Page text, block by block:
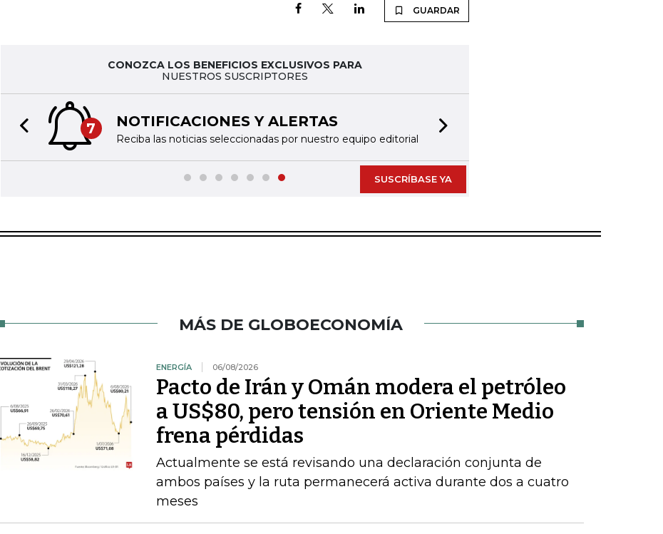
GUARDAR
CONOZCA LOS BENEFICIOS EXCLUSIVOS PARA
NUESTROS SUSCRIPTORES
7 NOTIFICACIONES Y ALERTAS
Reciba las noticias seleccionadas por nuestro equipo editorial
Previous slide
SUSCRÍBASE YA
MÁS DE GLOBOECONOMÍA
ENERGÍA 06/08/2026
Pacto de Irán y Omán modera el petróleo
a US$80, pero tensión en Oriente Medio
frena pérdidas
Actualmente se está revisando una declaración conjunta de
ambos países y la ruta permanecerá activa durante dos a cuatro
meses